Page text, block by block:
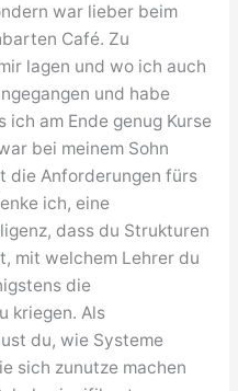
war lieber beim
Café. Zu
lagen und wo ich auch
und habe
am Ende genug Kurse
bei meinem Sohn
die Anforderungen fürs
ich, eine
dass du Strukturen
mit welchem Lehrer du
die
kriegen. Als
du, wie Systeme
sich zunutze machen